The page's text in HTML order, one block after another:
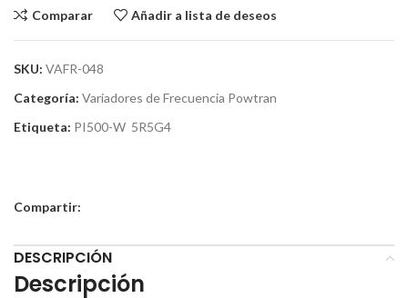
Comparar Añadir a lista de deseos
SKU: VAFR-048
Categoría: Variadores de Frecuencia Powtran
Etiqueta: PI500-W 5R5G4
Compartir:
DESCRIPCIÓN
Descripción